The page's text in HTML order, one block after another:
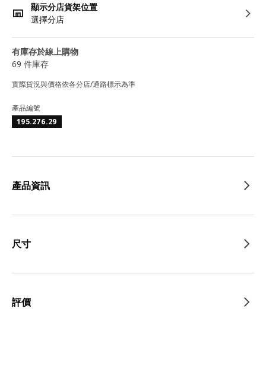
顯示分店貨架位置
選擇分店
有庫存於線上購物
69 件庫存
實際貨況與價格依各分店/通路標示為準
產品編號
195.276.29
產品資訊
尺寸
評價